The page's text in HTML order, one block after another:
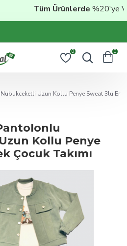
Tüm Ürünlerde%20'ye
0 0
Uzun Kollu Penye Sweat 3lü Er
Kollu Penye
Çocuk Takımı